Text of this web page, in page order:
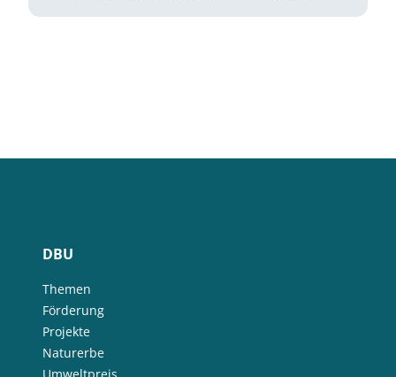
DBU
Themen
Förderung
Projekte
Naturerbe